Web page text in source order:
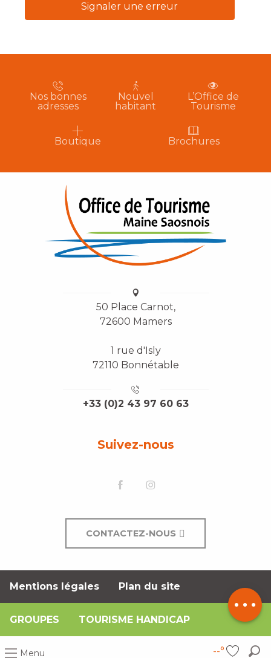
Menu --°
Description
Signaler une erreur
Nos bonnes
adresses
Nouvel
habitant
L’Office de
Tourisme
Boutique Brochures
50 Place Carnot,
72600 Mamers
1 rue d'Isly
72110 Bonnétable
+33 (0)2 43 97 60 63
Suivez-nous
CONTACTEZ-NOUS
Mentions légales Plan du site
GROUPES TOURISME HANDICAP